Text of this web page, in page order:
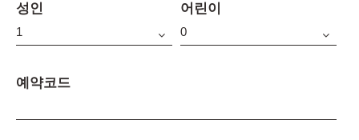
성인 어린이
예약코드